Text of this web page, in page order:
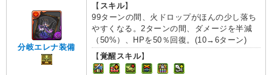
分岐エレナ装備
【 スキル】
99ターンの間、火ドロップがほんの少し落ち
やすくなる。2ターンの間、ダメージを半減
（50%）、HPを50％回復。(10→6ターン)
【覚醒スキル】